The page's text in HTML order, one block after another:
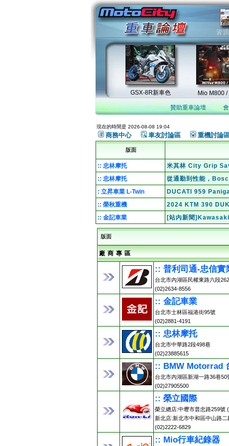
贊助重車論壇
現在的時間是 2026-08-08 19:04
商務中心 車友討論區 重機討論
版面
:: 忠林摩托 米其林 City Grip
:: 忠林摩托 從通勤到性能，
: 立昇車業 L-Twin DUCATI 959
:: 榮秋重機 2024 KTM 390
:: 金記車業 [站內新聞
版面
廠 商 專 區
:: 普利司通-忠信實
台北市內湖區民權東路六段
(02)2634-8556
:: 金記車業
台北市士林區福港街95號
(02)2881-4191
:: 忠林摩托
台北市中華路2段498巷
(02)23885615
:: BMW Motorrad
台北市內湖區新湖一路36巷50
(02)27905500
:: 榮立國際
榮立總店:中壢市普忠路259號
新北店:新北市中和區中山路二
(02)2222-6829
:: Mio行車紀錄器